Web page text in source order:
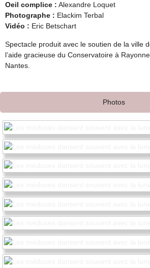
Oeil complice : Alexandre Loquet
Photographe : Elackim Terbal
Vidéo : Eric Betschart
Spectacle produit avec le soutien de la ville
l’aide gracieuse du Conservatoire à
Nantes.
Photos